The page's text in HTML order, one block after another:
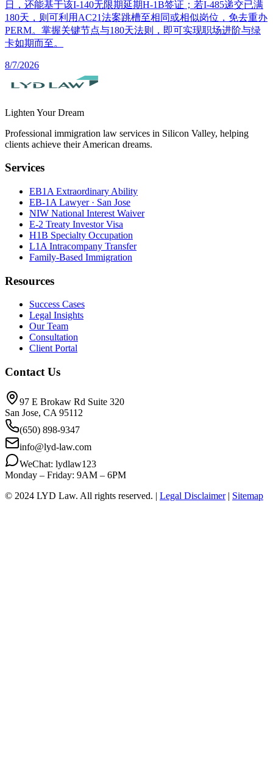
日，还能基于该I-140无限期延期H-1B签证；若I-485递交已满
180天，则可利用AC21法案跳槽至相同或相似岗位，免去重办
PERM。掌握关键节点与180天法则，即可实现职场进阶与绿
卡如期而至。
8/7/2026
Lighten Your Dream
Professional immigration law services in Silicon Valley, helping
clients achieve their American dreams.
Services
EB1A Extraordinary Ability
EB-1A Lawyer · San Jose
NIW National Interest Waiver
E-2 Treaty Investor Visa
H1B Specialty Occupation
L1A Intracompany Transfer
Family-Based Immigration
Resources
Success Cases
Legal Insights
Our Team
Consultation
Client Portal
Contact Us
97 E Brokaw Rd Suite 320
San Jose, CA 95112
(650) 898-9347
info@lyd-law.com
WeChat: lydlaw123
Monday – Friday: 9AM – 6PM
© 2024 LYD Law. All rights reserved. | Legal Disclaimer | Sitemap